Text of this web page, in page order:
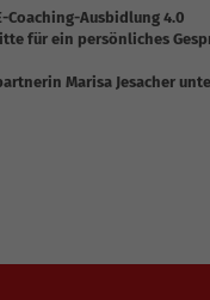
Coaching-Ausbidlung 4.0
für ein persönliches
Marisa Jesacher